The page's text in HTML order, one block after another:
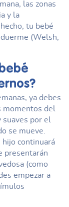
las zonas
y la
tu bebé
(Welsh,
ya debes
momentos del
suaves por el
se mueve.
hijo continuará
presentarán
(como
empezar a